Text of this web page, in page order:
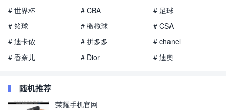
# 世界杯
# CBA
# 足球
# 篮球
# 橄榄球
# CSA
# 迪卡侬
# 拼多多
# chanel
# 香奈儿
# Dior # 迪奥
随机推荐
荣耀手机官网